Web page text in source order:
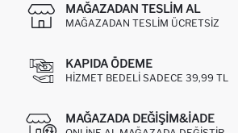
MAĞAZADAN TESLIM AL
MAĞAZADAN TESLIM ÜCRETSIZ
KAPIDA ÖDEME
HIZMET BEDELI SADECE 39,99 TL
MAĞAZADA DEĞIŞIM&İADE